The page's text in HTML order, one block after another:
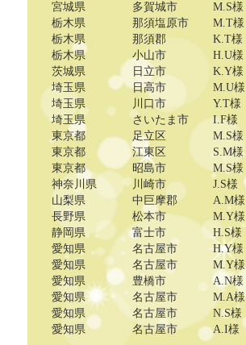
宮城県
栃木県
栃木県
栃木県
茨城県
埼玉県
埼玉県
埼玉県
東京都
東京都
東京都
神奈川県
山梨県
長野県
静岡県
愛知県
愛知県
愛知県
愛知県
愛知県
愛知県
多賀城市
那須塩原市
那須郡
小山市
日立市
日高市
川口市
さいたま市
足立区
江東区
昭島市
川崎市
中巨摩郡
松本市
富士市
名古屋市
名古屋市
豊橋市
名古屋市
名古屋市
名古屋市
M.S様
M.T様
K.T様
H.U様
K.Y様
M.U様
Y.T様
I.F様
M.S様
S.M様
M.S様
J.S様
A.M様
M.Y様
H.S様
H.Y様
M.Y様
A.N様
M.A様
N.S様
A.I様